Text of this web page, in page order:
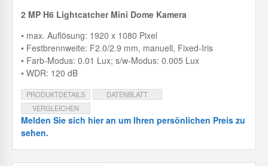
2 MP H6 Lightcatcher Mini Dome Kamera
• max. Auflösung: 1920 x 1080 Pixel
• Festbrennweite: F2.0/2.9 mm, manuell, Fixed-Iris
• Farb-Modus: 0.01 Lux; s/w-Modus: 0.005 Lux
• WDR: 120 dB
PRODUKTDETAILS
DATENBLATT
VERGLEICHEN
Melden Sie sich hier an um Ihren persönlichen Preis zu
sehen.